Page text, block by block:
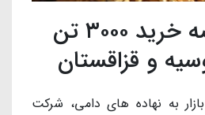
برگزاری مناقصه خرید ۳٠٠٠ تن
و قزاقستان
به نهاده های دامی، شرکت